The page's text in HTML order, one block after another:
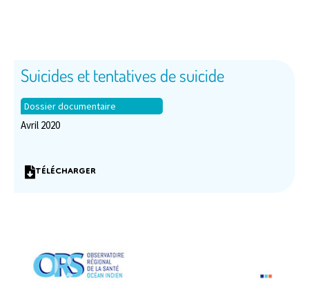
Suicides et tentatives de suicide
Dossier documentaire
Avril 2020
TÉLÉCHARGER